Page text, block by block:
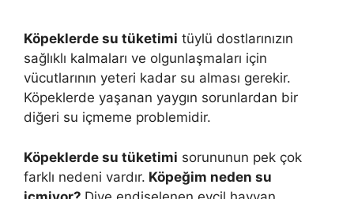
Köpeklerde su tüketimi tüylü dostlarınızın
sağlıklı kalmaları ve olgunlaşmaları için
vücutlarının yeteri kadar su alması gerekir.
Köpeklerde yaşanan yaygın sorunlardan bir
diğeri su içmeme problemidir.
Köpeklerde su tüketimi sorununun pek çok
farklı nedeni vardır. Köpeğim neden su